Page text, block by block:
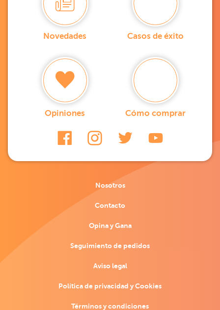
Novedades Casos de éxito
Opiniones Cómo comprar
Nosotros
Contacto
Opina y Gana
Seguimiento de pedidos
Aviso legal
Política de privacidad y Cookies
Términos y condiciones